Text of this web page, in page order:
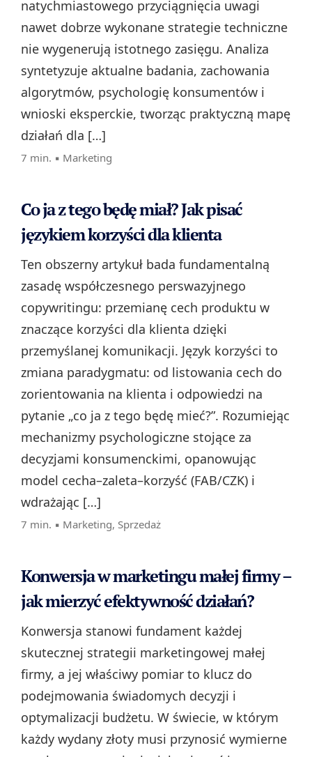
natychmiastowego przyciągnięcia uwagi
nawet dobrze wykonane strategie techniczne
nie wygenerują istotnego zasięgu. Analiza
syntetyzuje aktualne badania, zachowania
algorytmów, psychologię konsumentów i
wnioski eksperckie, tworząc praktyczną mapę
działań dla […]
7 min. ▪ Marketing
Co ja z tego będę miał? Jak pisać
językiem korzyści dla klienta
Ten obszerny artykuł bada fundamentalną
zasadę współczesnego perswazyjnego
copywritingu: przemianę cech produktu w
znaczące korzyści dla klienta dzięki
przemyślanej komunikacji. Język korzyści to
zmiana paradygmatu: od listowania cech do
zorientowania na klienta i odpowiedzi na
pytanie „co ja z tego będę mieć?”. Rozumiejąc
mechanizmy psychologiczne stojące za
decyzjami konsumenckimi, opanowując
model cecha–zaleta–korzyść (FAB/CZK) i
wdrażając […]
7 min. ▪ Marketing, Sprzedaż
Konwersja w marketingu małej firmy –
jak mierzyć efektywność działań?
Konwersja stanowi fundament każdej
skutecznej strategii marketingowej małej
firmy, a jej właściwy pomiar to klucz do
podejmowania świadomych decyzji i
optymalizacji budżetu. W świecie, w którym
każdy wydany złoty musi przynosić wymierne